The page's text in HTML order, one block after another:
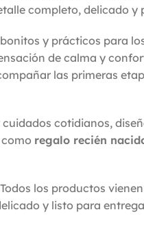
completo, delicado
y prácticos para
de calma y
las primeras
cotidianos,
regalo recién
los productos
y listo para